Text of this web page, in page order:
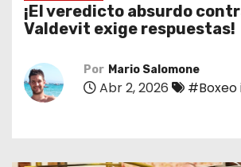
¡El veredicto absurdo
Valdevit exige respuestas!
Por Mario Salomone
Abr 2, 2026 #Boxeo